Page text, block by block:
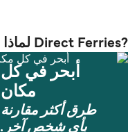
?Direct Ferries لماذا تستخدم
أبحر في كل
مكان
طرق أكثر مقارنة
بأي شخص آخر.